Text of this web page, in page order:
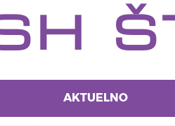
AKTUELNO